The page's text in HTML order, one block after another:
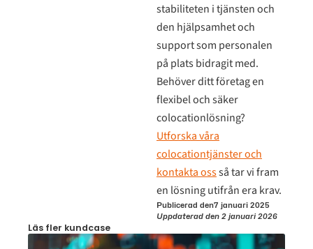
stabiliteten i tjänsten och
den hjälpsamhet och
support som personalen
på plats bidragit med.
Behöver ditt företag en
flexibel och säker
colocationlösning?
Utforska våra
colocationtjänster och
kontakta ossså tar vi fram
en lösning utifrån era krav.
Publicerad den7 januari 2025
Uppdaterad den 2 januari 2026
Läs fler kundcase